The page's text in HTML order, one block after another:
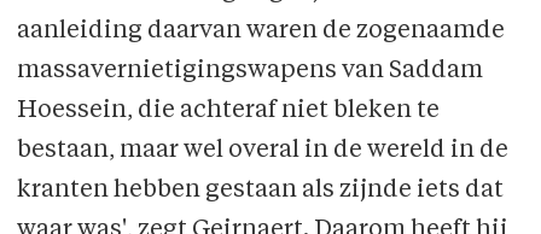
aanleiding daarvan waren de zogenaamde
massavernietigingswapens van Saddam
Hoessein, die achteraf niet bleken te
bestaan, maar wel overal in de wereld in de
kranten hebben gestaan als zijnde iets dat